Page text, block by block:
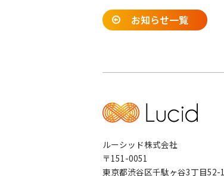
お知らせ一覧
ルーシッド株式会社
〒151-0051
東京都渋谷区千駄ヶ谷3丁目52-1